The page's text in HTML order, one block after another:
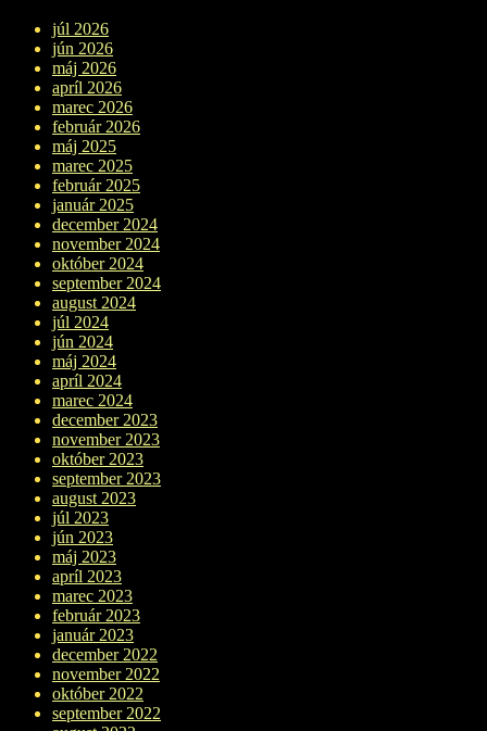
júl 2026
jún 2026
máj 2026
apríl 2026
marec 2026
február 2026
máj 2025
marec 2025
február 2025
január 2025
december 2024
november 2024
október 2024
september 2024
august 2024
júl 2024
jún 2024
máj 2024
apríl 2024
marec 2024
december 2023
november 2023
október 2023
september 2023
august 2023
júl 2023
jún 2023
máj 2023
apríl 2023
marec 2023
február 2023
január 2023
december 2022
november 2022
október 2022
september 2022